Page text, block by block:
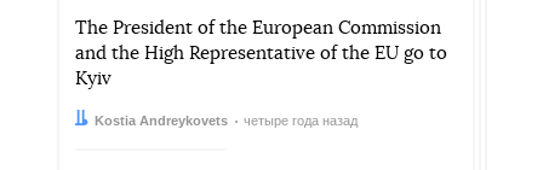
The President of the European Commission
and the High Representative of the EU go to
Kyiv
Автор:
Kostia Andreykovets
Дата: четыре года назад